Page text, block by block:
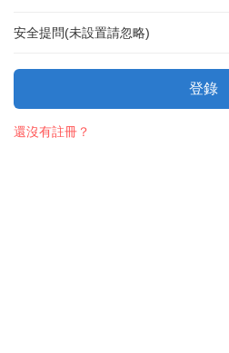
安全提問(未設置請忽略)
登錄
還沒有註冊？